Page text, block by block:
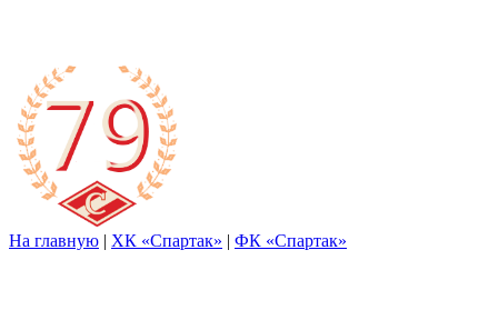
На главную | ХК «Спартак» | ФК «Спартак»